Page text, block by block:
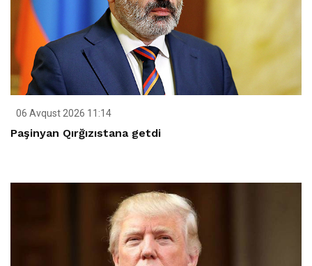
06 Avqust 2026 11:14
Paşinyan Qırğızıstana getdi